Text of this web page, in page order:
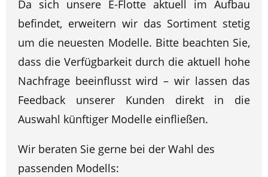
Da sich unsere E-Flotte aktuell im Aufbau
befindet, erweitern wir das Sortiment stetig
um die neuesten Modelle. Bitte beachten Sie,
dass die Verfügbarkeit durch die aktuell hohe
Nachfrage beeinflusst wird – wir lassen das
Feedback unserer Kunden direkt in die
Auswahl künftiger Modelle einfließen.
Wir beraten Sie gerne bei der Wahl des
passenden Modells: